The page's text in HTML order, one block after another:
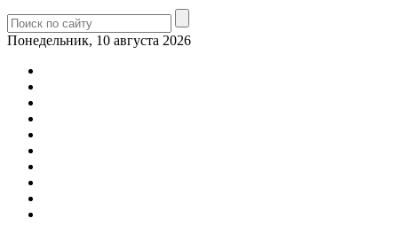
Понедельник, 10 августа 2026